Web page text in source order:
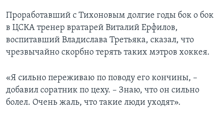
Проработавший с Тихоновым долгие годы бок о бок
в ЦСКА тренер вратарей Виталий Ерфилов,
воспитавший Владислава Третьяка, сказал, что
чрезвычайно скорбно терять таких мэтров хоккея.
«Я сильно переживаю по поводу его кончины, –
добавил соратник по цеху. – Знаю, что он сильно
болел. Очень жаль, что такие люди уходят».